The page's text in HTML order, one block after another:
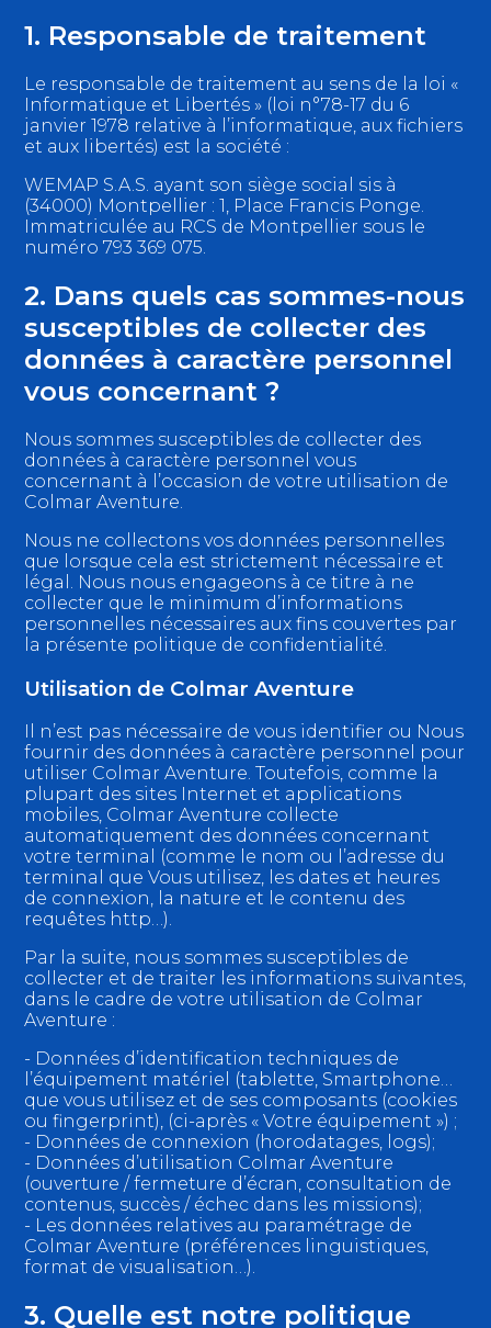
1. Responsable de traitement
Le responsable de traitement au sens de la loi «
Informatique et Libertés » (loi n°78-17 du 6
janvier 1978 relative à l’informatique, aux fichiers
et aux libertés) est la société :
WEMAP S.A.S. ayant son siège social sis à
(34000) Montpellier : 1, Place Francis Ponge.
Immatriculée au RCS de Montpellier sous le
numéro 793 369 075.
2. Dans quels cas sommes-nous
susceptibles de collecter des
données à caractère personnel
vous concernant ?
Nous sommes susceptibles de collecter des
données à caractère personnel vous
concernant à l’occasion de votre utilisation de
Colmar Aventure.
Nous ne collectons vos données personnelles
que lorsque cela est strictement nécessaire et
légal. Nous nous engageons à ce titre à ne
collecter que le minimum d’informations
personnelles nécessaires aux fins couvertes par
la présente politique de confidentialité.
Utilisation de Colmar Aventure
Il n’est pas nécessaire de vous identifier ou Nous
fournir des données à caractère personnel pour
utiliser Colmar Aventure. Toutefois, comme la
plupart des sites Internet et applications
mobiles, Colmar Aventure collecte
automatiquement des données concernant
votre terminal (comme le nom ou l’adresse du
terminal que Vous utilisez, les dates et heures
de connexion, la nature et le contenu des
requêtes http…).
Par la suite, nous sommes susceptibles de
collecter et de traiter les informations suivantes,
dans le cadre de votre utilisation de Colmar
Aventure :
- Données d’identification techniques de
l’équipement matériel (tablette, Smartphone…
que vous utilisez et de ses composants (cookies
ou fingerprint), (ci-après « Votre équipement ») ;
- Données de connexion (horodatages, logs);
- Données d’utilisation Colmar Aventure
(ouverture / fermeture d’écran, consultation de
contenus, succès / échec dans les missions);
- Les données relatives au paramétrage de
Colmar Aventure (préférences linguistiques,
format de visualisation…).
3. Quelle est notre politique